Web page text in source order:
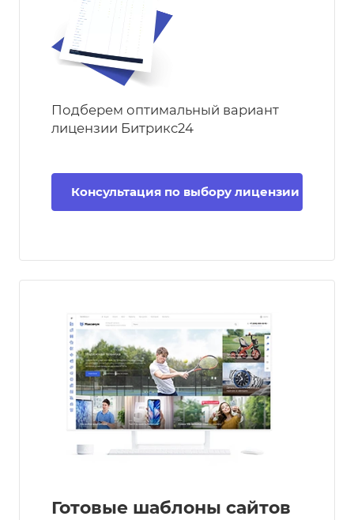
Подберем оптимальный вариант
лицензии Битрикс24
Консультация по выбору лицензии
Готовые шаблоны сайтов